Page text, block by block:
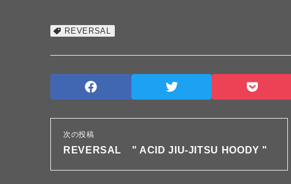
REVERSAL
次の投稿
REVERSAL " ACID JIU-JITSU HOODY "